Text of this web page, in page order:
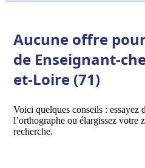
Aucune offre
de Enseignant-
et-Loire (71)
Voici quelques conseils : essayez
l’orthographe ou élargissez votre
recherche.